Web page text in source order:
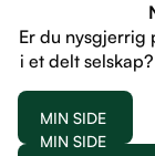
Er du nysgjerrig
i et delt
MIN SIDE
MIN SIDE